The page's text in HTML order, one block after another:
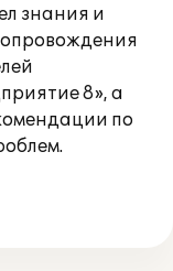
знания и
8», а
по